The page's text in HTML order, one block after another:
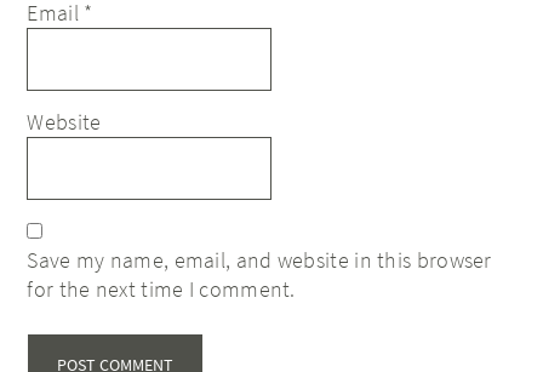
Email *
Website
Save my name, email, and website in this browser
for the next time I comment.